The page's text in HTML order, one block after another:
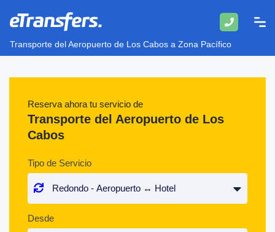
Transporte del Aeropuerto de Los Cabos a Zona Pacífico
Reserva ahora tu servicio de
Transporte del Aeropuerto de Los
Cabos
Tipo de Servicio
Desde